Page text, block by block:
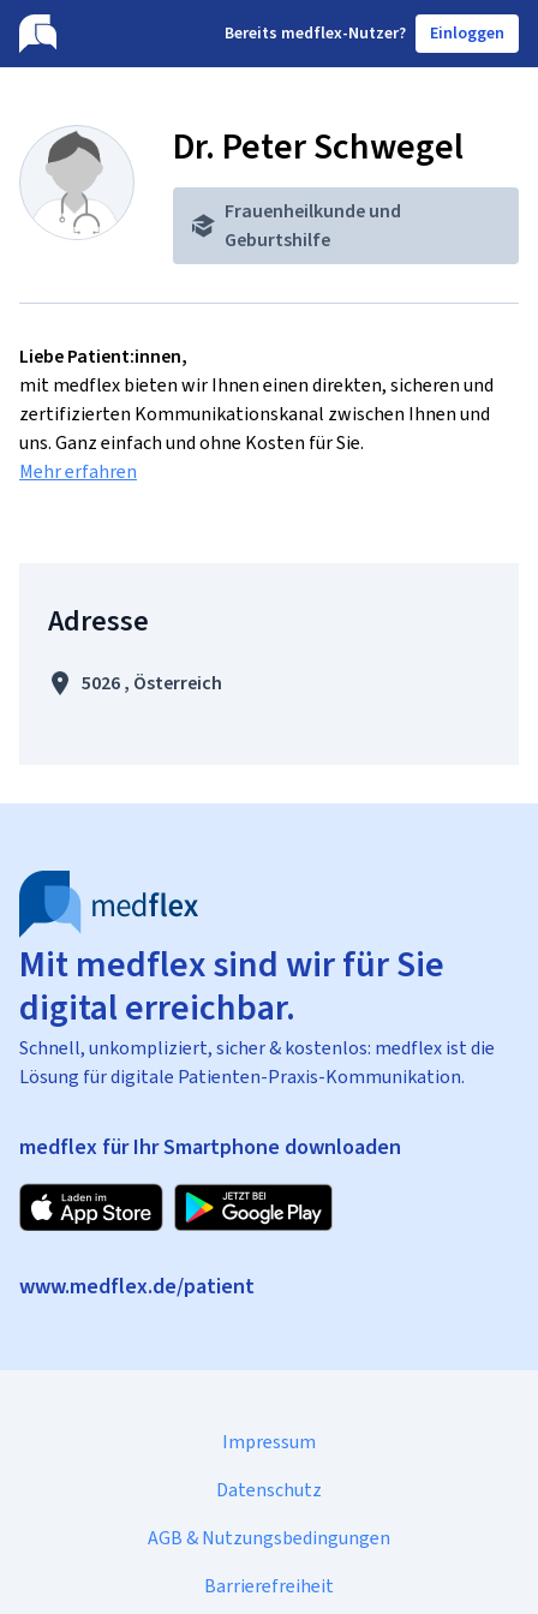
Bereits medflex-Nutzer? Einloggen
Dr. Peter Schwegel
Frauenheilkunde und
Geburtshilfe
Liebe Patient:innen,
mit medflex bieten wir Ihnen einen direkten, sicheren und
zertifizierten Kommunikationskanal zwischen Ihnen und
uns. Ganz einfach und ohne Kosten für Sie.
Mehr erfahren
Adresse
5026 , Österreich
Mit medflex sind wir für Sie
digital erreichbar.
Schnell, unkompliziert, sicher & kostenlos: medflex ist die
Lösung für digitale Patienten-Praxis-Kommunikation.
medflex für Ihr Smartphone downloaden
www.medflex.de/patient
Impressum
Datenschutz
AGB & Nutzungsbedingungen
Barrierefreiheit